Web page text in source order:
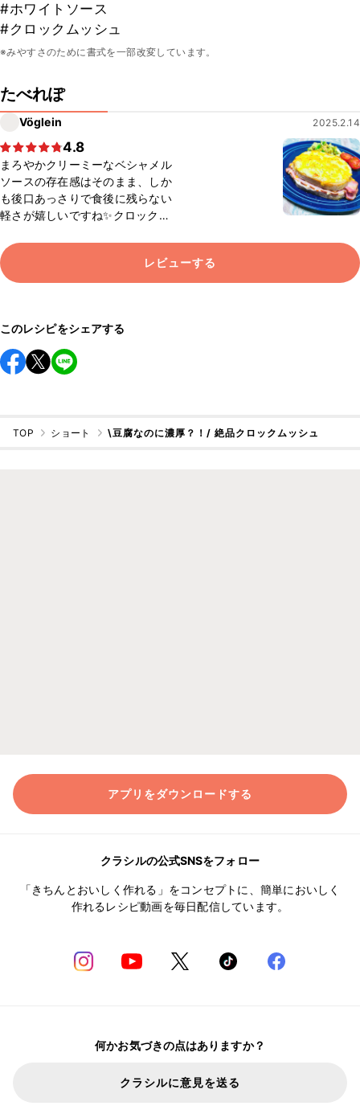
#ホワイトソース
#クロックムッシュ
※みやすさのために書式を一部改変しています。
たべれぽ
Vöglein 2025.2.14
4.8
まろやかクリーミーなベシャメル
ソースの存在感はそのまま、しか
も後口あっさりで食後に残らない
軽さが嬉しいですね✨クロックム
っても美味しいです💕💕 バターと
米粉を合わせた後、お豆腐と混ぜ
る時にダマが無くなるまで練り合
Megumiさんレシピのカレー粉と
粉末すし酢で作るさっぱりサラダ
も添えてます🥗
レビューする
このレシピをシェアする
TOP ショート \豆腐なのに濃厚？！/ 絶品クロックムッシュ
アプリをダウンロードする
クラシルの公式SNSをフォロー
「きちんとおいしく作れる」をコンセプトに、簡単においしく
作れるレシピ動画を毎日配信しています。
何かお気づきの点はありますか？
クラシルに意見を送る